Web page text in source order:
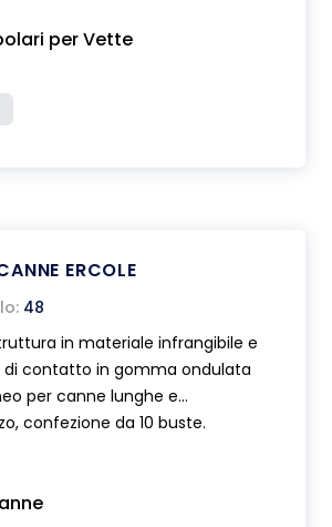
per Vette
ERCOLE
48
in materiale infrangibile e
di contatto in gomma ondulata
per canne lunghe e
confezione da 10 buste.